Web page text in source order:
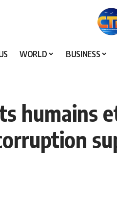
WORLD BUSINESS
humains